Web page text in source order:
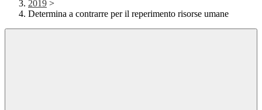
2019 >
Determina a contrarre per il reperimento risorse umane